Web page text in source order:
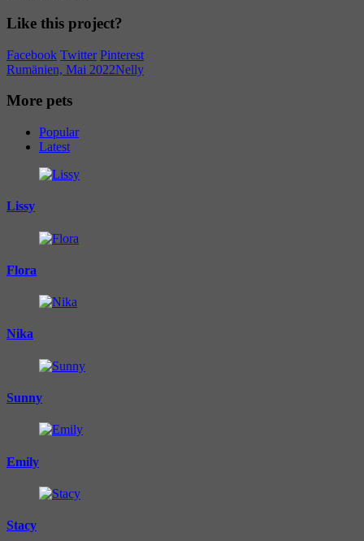
Like this project?
Facebook Twitter Pinterest
Rumänien, Mai 2022Nelly
More pets
Popular
Latest
Lissy
Flora
Nika
Sunny
Emily
Stacy